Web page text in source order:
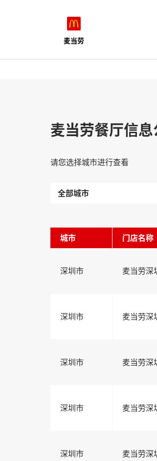
麦当劳
麦当劳餐厅信息
请您选择城市进行查看
城市 门店名称
深圳市 麦当劳深
深圳市 麦当劳深
深圳市 麦当劳深
深圳市 麦当劳深
深圳市 麦当劳深